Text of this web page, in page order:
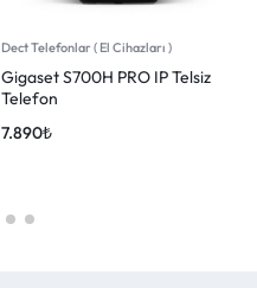
Dect Telefonlar ( El Cihazları )
Gigaset S700H PRO IP Telsiz
Telefon
7.890₺